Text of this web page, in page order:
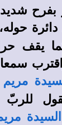
بفرح
يقف
مريم
للربّ
السيدة